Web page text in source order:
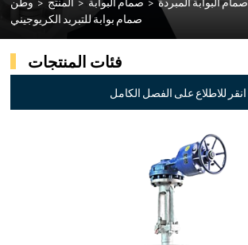
صمام بوابة للتبريد الكريوجيني
فئات المنتجات
انقر للاطلاع على الفصل الكامل